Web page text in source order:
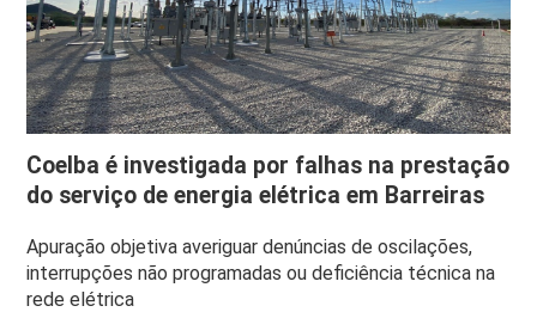
Coelba é investigada por falhas na prestação
do serviço de energia elétrica em Barreiras
Apuração objetiva averiguar denúncias de oscilações,
interrupções não programadas ou deficiência técnica na
rede elétrica